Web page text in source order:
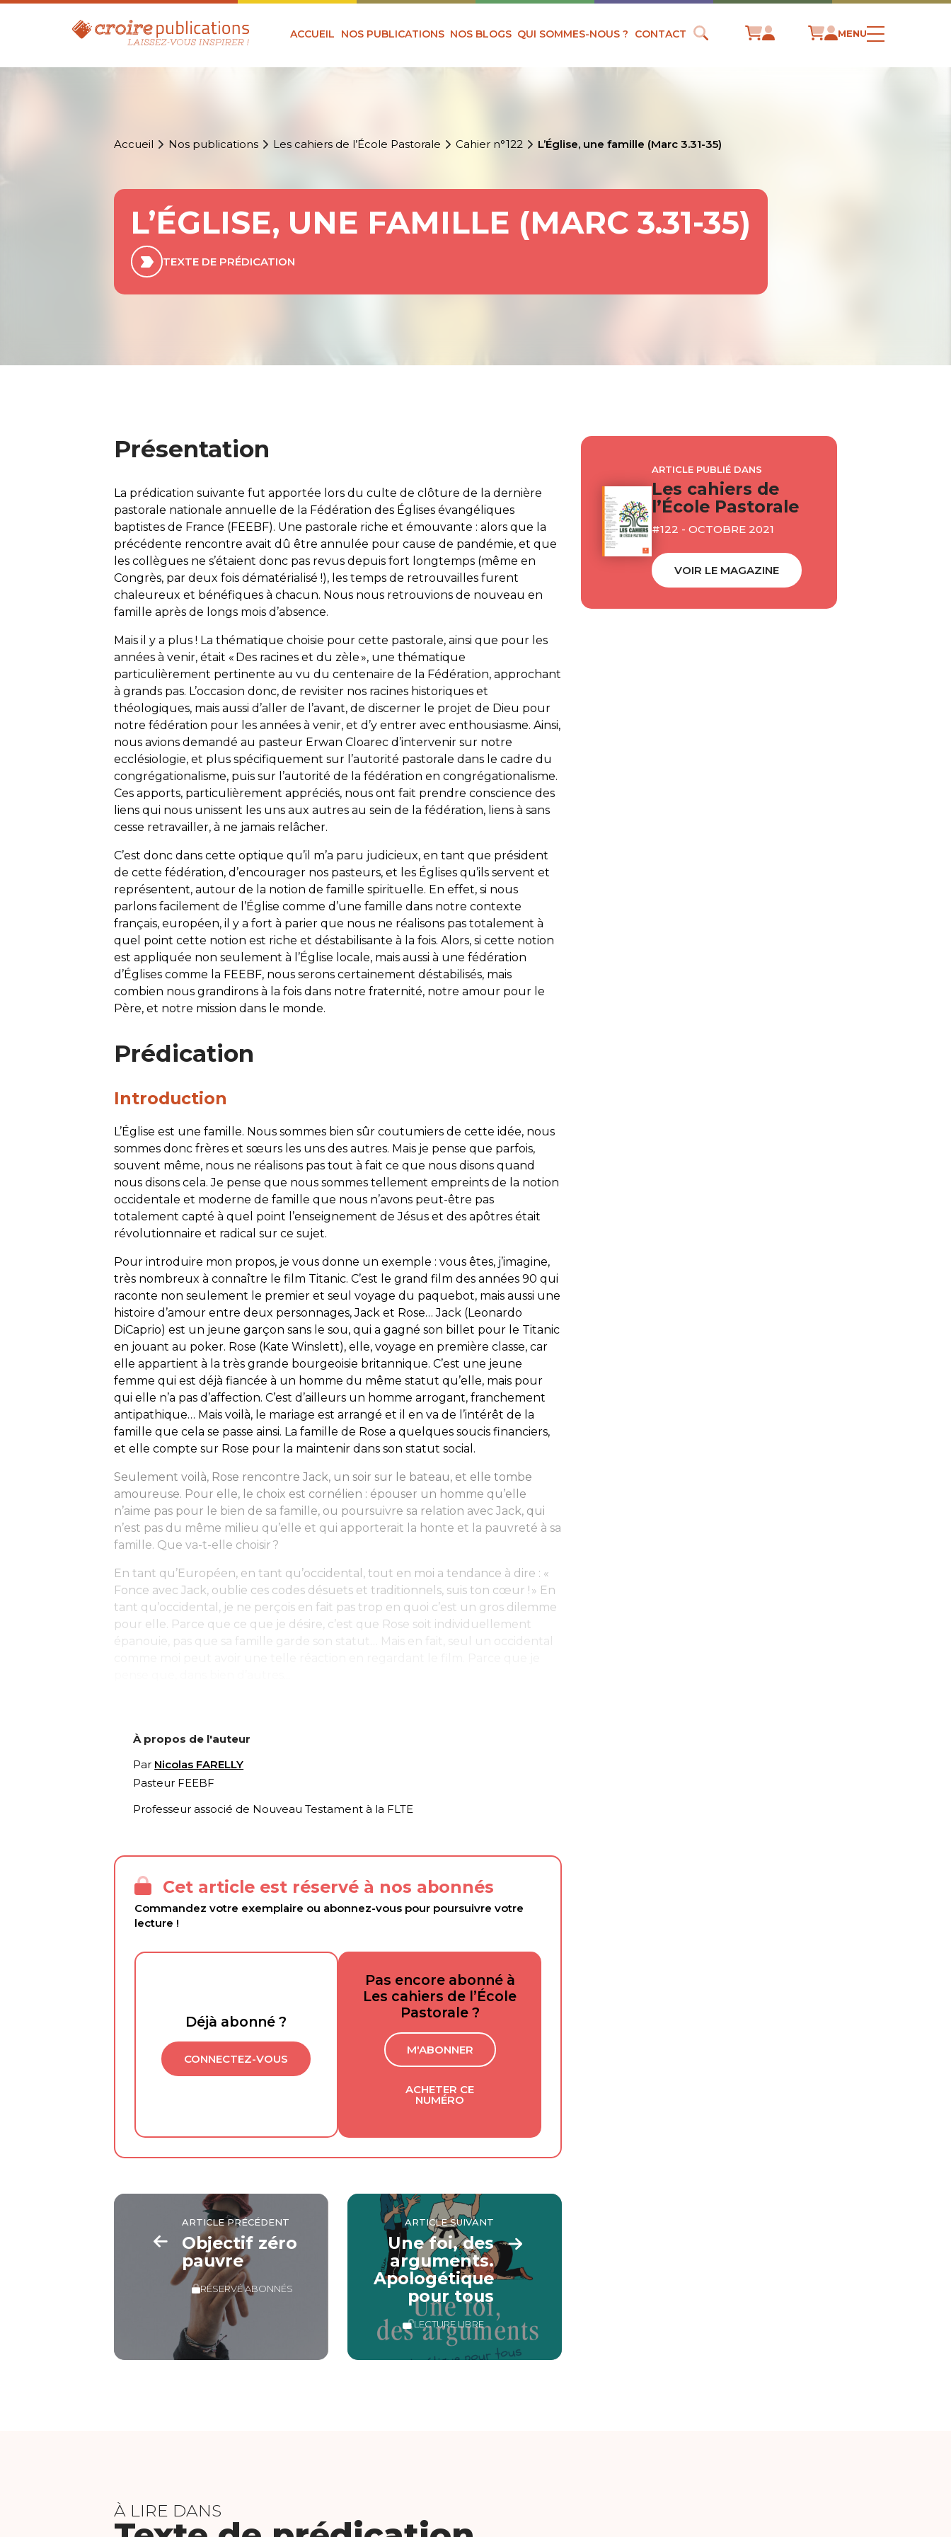
ACCUEIL NOS PUBLICATIONS NOS BLOGS QUI SOMMES-NOUS ? CONTACT MENU
Accueil Nos publications Les cahiers de l’École Pastorale Cahier n°122 L’Église, une famille (Marc 3.31-35)
L’ÉGLISE, UNE FAMILLE (MARC 3.31-35)
TEXTE DE PRÉDICATION
Présentation
La prédication suivante fut apportée lors du culte de clôture de la dernière
pastorale nationale annuelle de la Fédération des Églises évangéliques
baptistes de France (FEEBF). Une pastorale riche et émouvante : alors que la
précédente rencontre avait dû être annulée pour cause de pandémie, et que
les collègues ne s’étaient donc pas revus depuis fort longtemps (même en
Congrès, par deux fois dématérialisé !), les temps de retrouvailles furent
chaleureux et bénéfiques à chacun. Nous nous retrouvions de nouveau en
famille après de longs mois d’absence.
Mais il y a plus ! La thématique choisie pour cette pastorale, ainsi que pour les
années à venir, était « Des racines et du zèle », une thématique
particulièrement pertinente au vu du centenaire de la Fédération, approchant
à grands pas. L’occasion donc, de revisiter nos racines historiques et
théologiques, mais aussi d’aller de l’avant, de discerner le projet de Dieu pour
notre fédération pour les années à venir, et d’y entrer avec enthousiasme. Ainsi,
nous avions demandé au pasteur Erwan Cloarec d’intervenir sur notre
ecclésiologie, et plus spécifiquement sur l’autorité pastorale dans le cadre du
congrégationalisme, puis sur l’autorité de la fédération en congrégationalisme.
Ces apports, particulièrement appréciés, nous ont fait prendre conscience des
liens qui nous unissent les uns aux autres au sein de la fédération, liens à sans
cesse retravailler, à ne jamais relâcher.
C’est donc dans cette optique qu’il m’a paru judicieux, en tant que président
de cette fédération, d’encourager nos pasteurs, et les Églises qu’ils servent et
représentent, autour de la notion de famille spirituelle. En effet, si nous
parlons facilement de l’Église comme d’une famille dans notre contexte
français, européen, il y a fort à parier que nous ne réalisons pas totalement à
quel point cette notion est riche et déstabilisante à la fois. Alors, si cette notion
est appliquée non seulement à l’Église locale, mais aussi à une fédération
d’Églises comme la FEEBF, nous serons certainement déstabilisés, mais
combien nous grandirons à la fois dans notre fraternité, notre amour pour le
Père, et notre mission dans le monde.
Prédication
Introduction
L’Église est unefamille. Nous sommes bien sûr coutumiers de cette idée, nous
sommes donc frères et sœurs les uns des autres. Mais je pense que parfois,
souvent même, nous ne réalisons pas tout à fait ce que nous disons quand
nous disons cela. Je pense que nous sommes tellement empreints de la notion
occidentale et moderne de famille que nous n’avons peut-être pas
totalement capté à quel point l’enseignement de Jésus et des apôtres était
révolutionnaire et radical sur ce sujet.
Pour introduire mon propos, je vous donne un exemple : vous êtes, j’imagine,
très nombreux à connaître le film Titanic. C’est le grand film des années 90 qui
raconte non seulement le premier et seul voyage du paquebot, mais aussi une
histoire d’amour entre deux personnages, Jack et Rose… Jack (Leonardo
DiCaprio) est un jeune garçon sans le sou, qui a gagné son billet pour le Titanic
en jouant au poker. Rose (Kate Winslett), elle, voyage en première classe, car
elle appartient à la très grande bourgeoisie britannique. C’est une jeune
femme qui est déjà fiancée à un homme du même statut qu’elle, mais pour
qui elle n’a pas d’affection. C’est d’ailleurs un homme arrogant, franchement
antipathique… Mais voilà, le mariage est arrangé et il en va de l’intérêt de la
famille que cela se passe ainsi. La famille de Rose a quelques soucis financiers,
et elle compte sur Rose pour la maintenir dans son statut social.
Seulement voilà, Rose rencontre Jack, un soir sur le bateau, et elle tombe
amoureuse. Pour elle, le choix est cornélien : épouser un homme qu’elle
n’aime pas pour le bien de sa famille, ou poursuivre sa relation avec Jack, qui
n’est pas du même milieu qu’elle et qui apporterait la honte et la pauvreté à sa
famille. Que va-t-elle choisir ?
En tant qu’Européen, en tant qu’occidental, tout en moi a tendance à dire : «
Fonce avec Jack, oublie ces codes désuets et traditionnels, suis ton cœur ! » En
tant qu’occidental, je ne perçois en fait pas trop en quoi c’est un gros dilemme
pour elle. Parce que ce que je désire, c’est que Rose soit individuellement
épanouie, pas que sa famille garde son statut… Mais en fait, seul un occidental
À propos de l'auteur
Par Nicolas FARELLY
Pasteur FEEBF
Professeur associé de Nouveau Testament à la FLTE
Cet article est réservé à nos abonnés
Commandez votre exemplaire ou abonnez-vous pour poursuivre votre
lecture !
Déjà abonné ?
CONNECTEZ-VOUS
Pas encore abonné à
Les cahiers de l’École
Pastorale ?
M'ABONNER
ACHETER CE
NUMÉRO
ARTICLE PRÉCÉDENT
Objectif zéro
pauvre
RÉSERVÉ ABONNÉS
ARTICLE SUIVANT
Une foi, des
arguments.
Apologétique
pour tous
LECTURE LIBRE
ARTICLE PUBLIÉ DANS
Les cahiers de
l’École Pastorale
#122 - OCTOBRE 2021
VOIR LE MAGAZINE
À LIRE DANS